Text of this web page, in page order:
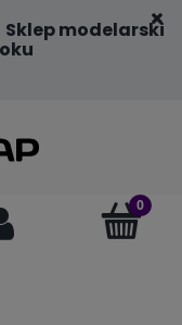
Sklep modelarski